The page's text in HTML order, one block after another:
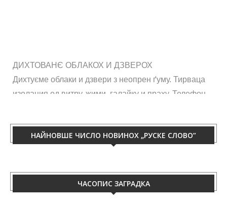
ДИХТОВАНЄ ОБЛАКОХ И ДЗВЕРОХ
Дихтуєме облаки и дзвери з неопрен ґуму. Тирваца
изолация од витру, жими, галайку и праху. Телефон
НАЙНОВШЕ ЧИСЛО НОВИНОХ „РУСКЕ СЛОВО”
ЧАСОПИС ЗАГРАДКА